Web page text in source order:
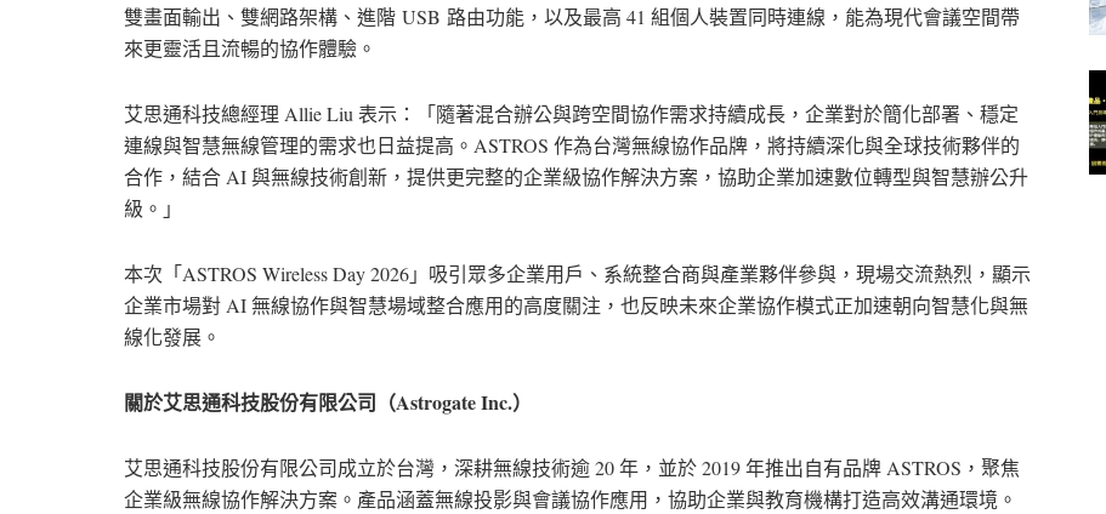
雙畫面輸出、雙網路架構、進階 USB 路由功能，以及最高 41 組個人裝置同時連線，能為現代會議空間帶
來更靈活且流暢的協作體驗。
艾思通科技總經理 Allie Liu 表示：「隨著混合辦公與跨空間協作需求持續成長，企業對於簡化部署、穩定
連線與智慧無線管理的需求也日益提高。ASTROS 作為台灣無線協作品牌，將持續深化與全球技術夥伴的
合作，結合 AI 與無線技術創新，提供更完整的企業級協作解決方案，協助企業加速數位轉型與智慧辦公升
級。」
本次「ASTROS Wireless Day 2026」吸引眾多企業用戶、系統整合商與產業夥伴參與，現場交流熱烈，顯示
企業市場對 AI 無線協作與智慧場域整合應用的高度關注，也反映未來企業協作模式正加速朝向智慧化與無
線化發展。
關於艾思通科技股份有限公司（Astrogate Inc.）
艾思通科技股份有限公司成立於台灣，深耕無線技術逾 20 年，並於 2019 年推出自有品牌 ASTROS，聚焦
企業級無線協作解決方案。產品涵蓋無線投影與會議協作應用，協助企業與教育機構打造高效溝通環境。